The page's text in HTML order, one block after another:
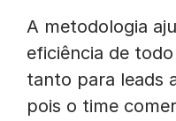
A metodologia
eficiência de
tanto para leads
pois o time